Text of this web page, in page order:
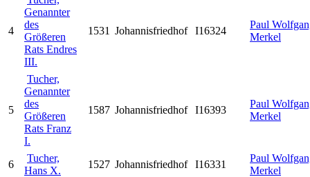
4
Genannter
des
Größeren
Rats Endres
III.
1531 Johannisfriedhof I16324
Paul
Merkel
5
Tucher,
Genannter
des
Größeren
Rats Franz
I.
1587 Johannisfriedhof I16393
Paul
Merkel
6
Tucher,
Hans X.
1527 Johannisfriedhof I16331
Paul
Merkel